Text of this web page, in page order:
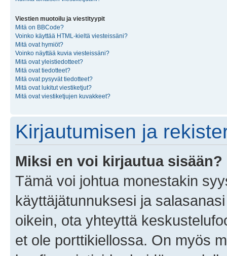
Viestien muotoilu ja viestityypit
Mitä on BBCode?
Voinko käyttää HTML-kieltä viesteissäni?
Mitä ovat hymiöt?
Voinko näyttää kuvia viesteissäni?
Mitä ovat yleistiedotteet?
Mitä ovat tiedotteet?
Mitä ovat pysyvät tiedotteet?
Mitä ovat lukitut viestiketjut?
Mitä ovat viestiketjujen kuvakkeet?
Kirjautumisen ja
Miksi en voi kirjautua sisään?
Tämä voi johtua monestakin
käyttäjätunnuksesi ja
oikein, ota yhteyttä
et ole porttikiellossa. On myös